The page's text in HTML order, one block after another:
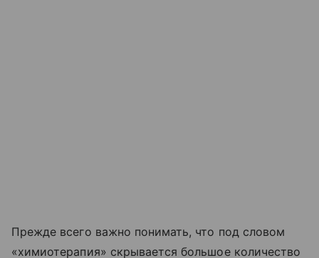
Прежде всего важно понимать, что под словом
«химиотерапия» скрывается большое количество